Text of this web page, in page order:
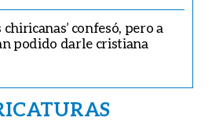
chiricanas’ confesó, pero a
podido darle cristiana